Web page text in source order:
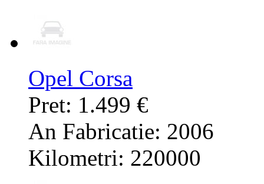
Opel Corsa
Pret: 1.499 €
An Fabricatie: 2006
Kilometri: 220000